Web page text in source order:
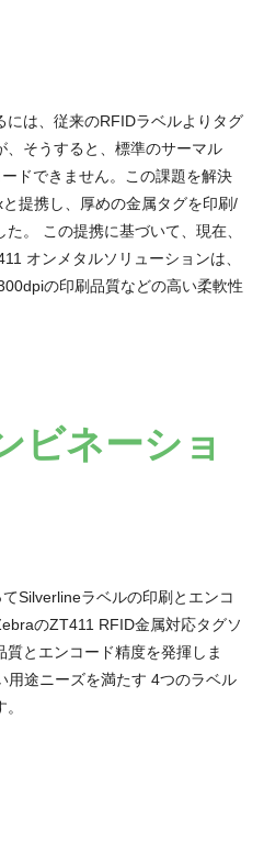
には、従来のRFIDラベルよりタグ
、そうすると、標準のサーマル
ドできません。この課題を解決
提携し、厚めの金属タグを印刷/
。 この提携に基づいて、現在、
オンメタルソリューションは、
の印刷品質などの高い柔軟性
ビネーショ
Silverlineラベルの印刷とエンコ
のZT411 RFID金属対応タグソ
とエンコード精度を発揮しま
用途ニーズを満たす 4つのラベル